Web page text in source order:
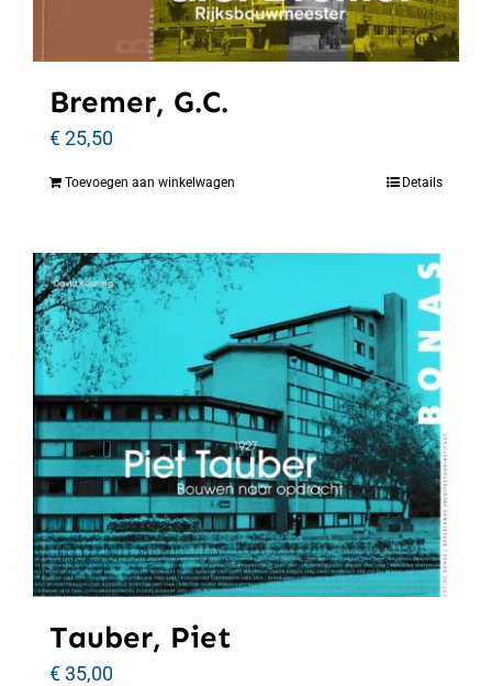
Bremer, G.C.
€25,50
Toevoegen aan winkelwagen Details
Tauber, Piet
€35,00